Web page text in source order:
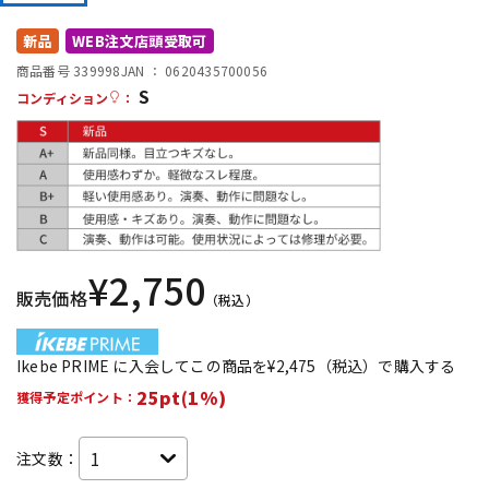
配信/ライブ機器
中古
新品 WEB注文店頭受取可
商品番号 339998JAN ： 0620435700056
コンディション
： S
販売価格¥2,750 （税込）
Ikebe PRIME に入会してこの商品を¥2,475（税込）で購入する
獲得予定ポイント： 25pt(1%)
注文数：